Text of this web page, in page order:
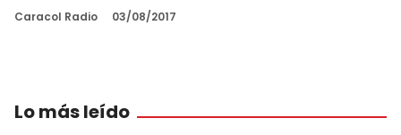
Caracol Radio 03/08/2017
Lo más leído